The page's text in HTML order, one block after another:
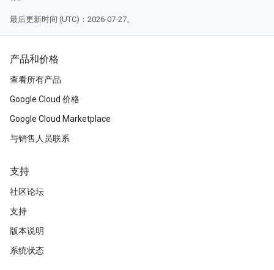
最后更新时间 (UTC)：2026-07-27。
产品和价格
查看所有产品
Google Cloud 价格
Google Cloud Marketplace
与销售人员联系
支持
社区论坛
支持
版本说明
系统状态